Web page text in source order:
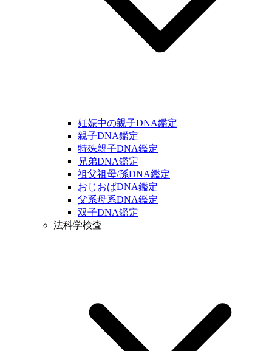
妊娠中の親子DNA鑑定
親子DNA鑑定
特殊親子DNA鑑定
兄弟DNA鑑定
祖父祖母/孫DNA鑑定
おじおばDNA鑑定
父系母系DNA鑑定
双子DNA鑑定
法科学検査